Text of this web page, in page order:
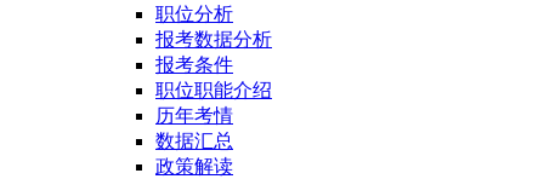
职位分析
报考数据分析
报考条件
职位职能介绍
历年考情
数据汇总
政策解读